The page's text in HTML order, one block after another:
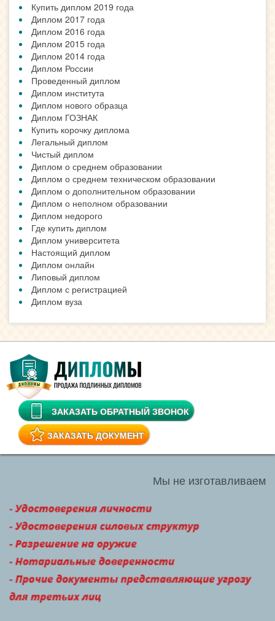
Купить диплом 2019 года
Диплом 2017 года
Диплом 2016 года
Диплом 2015 года
Диплом 2014 года
Диплом России
Проведенный диплом
Диплом института
Диплом нового образца
Диплом ГОЗНАК
Купить корочку диплома
Легальный диплом
Чистый диплом
Диплом о среднем образовании
Диплом о среднем техническом образовании
Диплом о дополнительном образовании
Диплом о неполном образовании
Диплом недорого
Где купить диплом
Диплом университета
Настоящий диплом
Диплом онлайн
Липовый диплом
Диплом с регистрацией
Диплом вуза
ЗАКАЗАТЬ ОБРАТНЫЙ ЗВОНОК
ЗАКАЗАТЬ ДОКУМЕНТ
Мы не изготавливаем